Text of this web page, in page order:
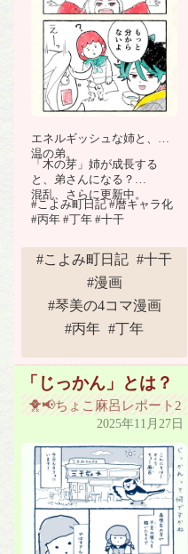
エネルギッシュな姉と、常
温の弟。
「木の芽」姉が成長する
と、弟さんになる？
混乱、さらに更新中。
#こよみ町日記 #暦キャラ化
#丙年 #丁年 #十干
#こよみ町日記 #十干
#漫画
#琴美の4コマ漫画
#丙年 #丁年
「じっかん」とは？
🐥📢ちょこ麻呂レポート2
2025年11月27日